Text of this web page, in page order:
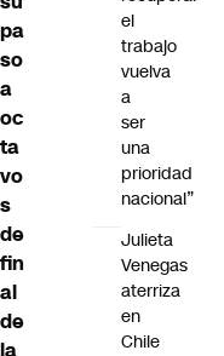
pa
so
a
oc
ta
vo
s
de
fin
al
de
el
trabajo
vuelva
a
ser
una
prioridad
nacional”
Julieta
Venegas
aterriza
en
Chile